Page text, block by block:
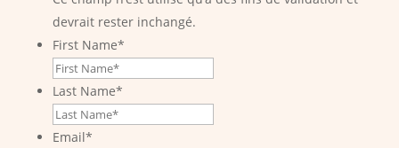
devrait rester inchangé.
First Name*
Last Name*
Email*